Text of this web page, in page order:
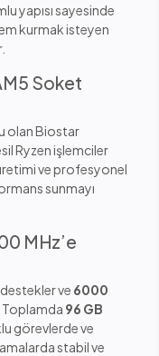
yapısı sayesinde
kurmak isteyen
Soket
olan Biostar
Ryzen işlemciler
ve profesyonel
sunmayı
MHz’e
destekler ve 6000
Toplamda 96 GB
görevlerde ve
stabil ve